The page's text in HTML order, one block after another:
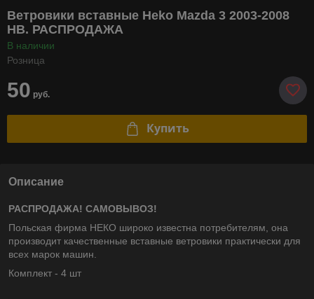
Ветровики вставные Heko Mazda 3 2003-2008
HB. РАСПРОДАЖА
В наличии
Розница
50 руб.
Купить
Описание
РАСПРОДАЖА! САМОВЫВОЗ!
Польская фирма НЕКО широко известна потребителям, она
производит качественные вставные ветровики практически для
всех марок машин.
Комплект - 4 шт